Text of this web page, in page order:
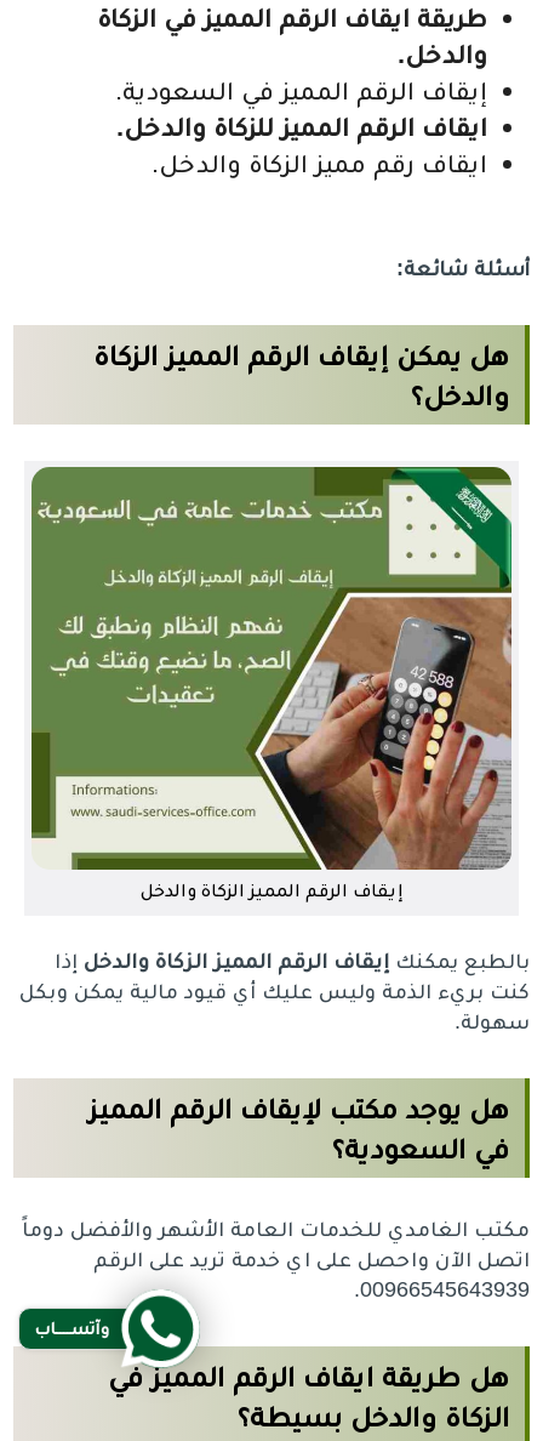
طريقة ايقاف الرقم المميز في الزكاة
والدخل.
إيقاف الرقم المميز في السعودية.
ايقاف الرقم المميز للزكاة والدخل.
ايقاف رقم مميز الزكاة والدخل.
أسئلة شائعة:
هل يمكن إيقاف الرقم المميز الزكاة
والدخل؟
إيقاف الرقم المميز الزكاة والدخل
بالطبع يمكنكإيقاف الرقم المميز الزكاة والدخل إذا
كنت بريء الذمة وليس عليك أي قيود مالية يمكن وبكل
سهولة.
هل يوجد مكتب لإيقاف الرقم المميز
في السعودية؟
مكتب الغامدي للخدمات العامة الأشهر والأفضل دوماً
اتصل الآن واحصل على اي خدمة تريد على الرقم
00966545643939.
هل طريقة ايقاف الرقم المميز في
الزكاة والدخل بسيطة؟
وآتســــاب